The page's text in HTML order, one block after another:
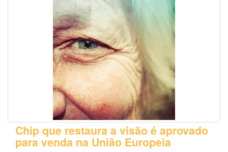
Chip que restaura a visão é aprovado
para venda na União Europeia